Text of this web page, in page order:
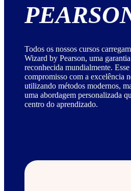
Todos os nossos cursos
Wizard by Pearson, uma
reconhecida mundialmente.
compromisso com a excelência
utilizando métodos modernos,
uma abordagem personalizada
centro do aprendizado.